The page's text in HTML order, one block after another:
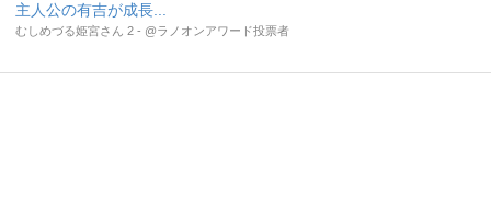
主人公の有吉が成長...
むしめづる姫宮さん 2 - @ラノオンアワード投票者